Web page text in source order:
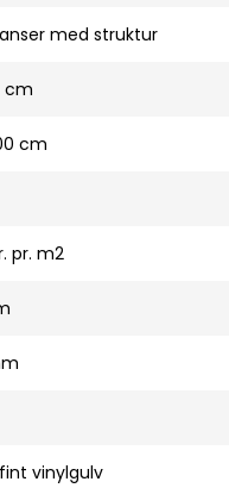
med struktur
cm
cm
pr. m2
vinylgulv